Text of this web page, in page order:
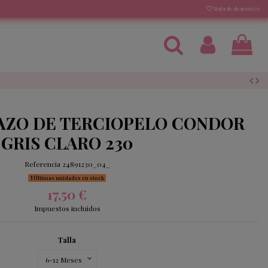
lista de deseos (0)
DE TERCIOPELO CONDOR
GRIS CLARO 230
Referencia 24891230_04_
Últimas unidades en stock
17,50 €
Impuestos incluidos
Talla